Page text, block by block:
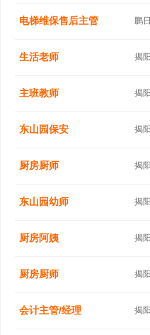
电梯维保售后主管 鹏
生活老师 揭
主班教师 揭
东山园保安 揭
厨房厨师 揭
东山园幼师 揭
厨房阿姨 揭
厨房厨师 揭
会计主管/经理 揭